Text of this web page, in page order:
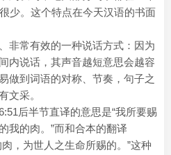
少。这个特点在今天汉语的书面
非常有效的一种说话方式：因为
内说话，其声音越短意思会越容
做到词语的对称、节奏，句子之
文采。
后半节直译的意思是“我所要赐
我的肉。”而和合本的翻译
，为世人之生命所赐的。”这种